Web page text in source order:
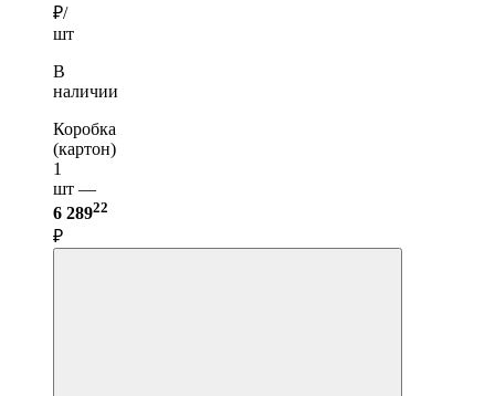
₽/
шт
В
наличии
Коробка
(картон)
1
шт —
6 28922
₽